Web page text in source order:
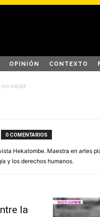
OPINIÓN CONTEXTO
existe
0 COMENTARIOS
Hekatombe. Maestra en artes
y los derechos humanos.
la